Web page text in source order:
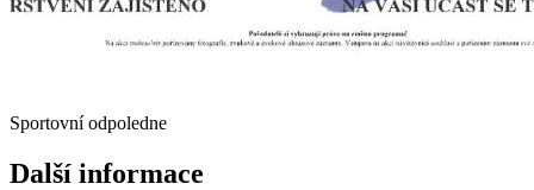
Sportovní odpoledne
Další informace